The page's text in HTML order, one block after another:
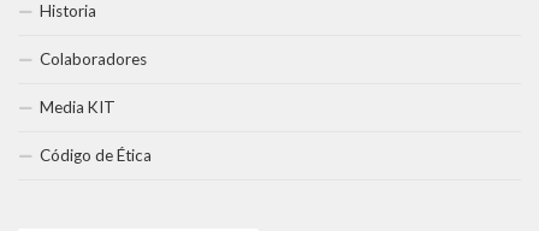
Historia
Colaboradores
Media KIT
Código de Ética